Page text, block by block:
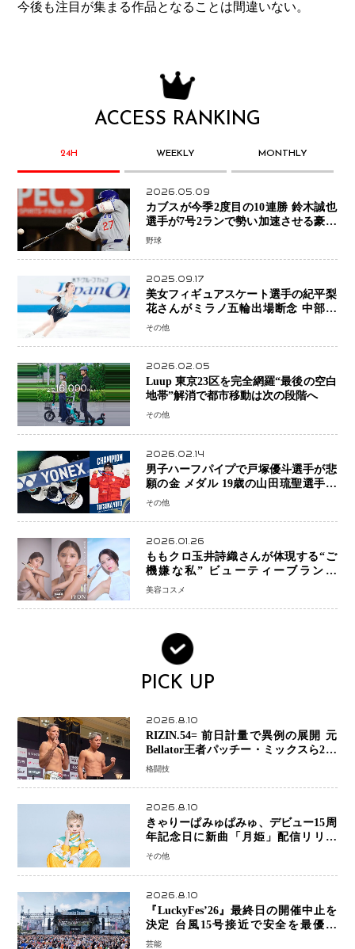
今後も注目が集まる作品となることは間違いない。
ACCESS RANKING
24H WEEKLY MONTHLY
2026.05.09
カブスが今季2度目の10連勝 鈴木誠也
選手が7号2ランで勢い加速させる豪快
アーチ
野球
2025.09.17
美女フィギュアスケート選手の紀平梨
花さんがミラノ五輪出場断念 中部選
手権欠場を発表「安全最優先の判断」
その他
2026.02.05
Luup 東京23区を完全網羅“最後の空白
地帯”解消で都市移動は次の段階へ
その他
2026.02.14
男子ハーフパイプで戸塚優斗選手が悲
願の金 メダル 19歳の山田琉聖選手が
銅、日本勢W表彰台 平野歩夢は7位
その他
2026.01.26
ももクロ玉井詩織さんが体現する“ご
機嫌な私” ビューティーブランド
「iYON」が描く新しいスキンケア体
美容コスメ
PICK UP
2026.8.10
RIZIN.54= 前日計量で異例の展開 元
Bellator王者パッチー・ミックスら2人
が体重超過…秋元強真―クレベルは両
格闘技
2026.8.10
きゃりーぱみゅぱみゅ、デビュー15周
年記念日に新曲「月姫」配信リリー
ス 自身初の主催フェス「PAMYU
その他
2026.8.10
『LuckyFes’26』最終日の開催中止を
決定 台風15号接近で安全を最優先
「苦渋の判断」
芸能